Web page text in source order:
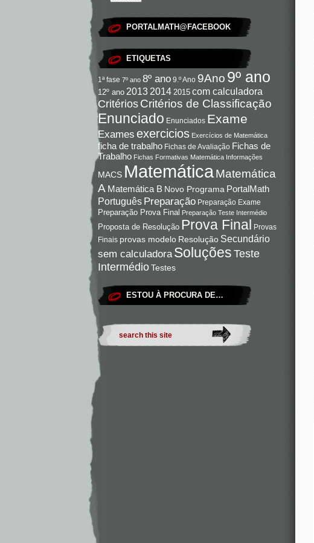
PORTALMATH@FACEBOOK
ETIQUETAS
1ª fase 7º ano 8º ano 9.º Ano 9Ano 9º ano
12º ano 2013 2014 2015 com calculadora
Critérios Critérios de Classificação
Enunciado Enunciados Exame
Exames exercicios Exercícios de Matemática
ficha de trabalho Fichas de Avaliação Fichas de
Trabalho Fichas Formativas Matemática Informações
MACS Matemática Matemática
A Matemática B Novo Programa PortalMath
Português Preparação Preparação Exame
Preparação Prova Final Preparação Teste Intermédio
Proposta de Resolução Prova Final Provas
Finais provas modelo Resolução Secundário
sem calculadora Soluções Teste
IntermédioTestes
ESTOU À PROCURA DE…